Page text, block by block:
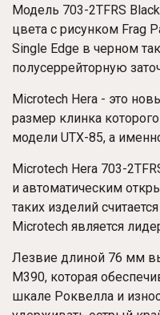
Модель 703-2TFRS
цвета с рисунком Frag
Single Edge в черном
полусеррейторную
Microtech Hera - это
размер клинка
модели UTX-85, а
Microtech Hera 703-
и автоматическим
таких изделий
Microtech является
Лезвие длиной 76 мм
M390, которая
шкале Роквелла и